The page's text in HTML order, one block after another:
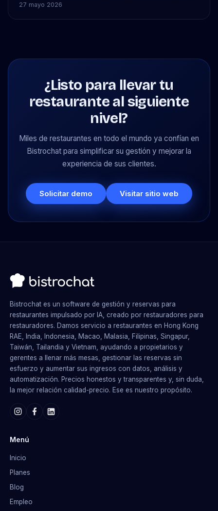
eventos recurrentes.
27 mayo 2026
¿Listo para llevar tu
restaurante al siguiente
nivel?
Miles de restaurantes en todo el mundo ya confían en
Bistrochat para simplificar su gestión y mejorar la
experiencia de sus clientes.
Solicitar demo Visitar sitio web
Bistrochat es un software de gestión y reservas para
restaurantes impulsado por IA, creado por restauradores para
restauradores. Damos servicio a restaurantes en Hong Kong
RAE, India, Indonesia, Macao, Malasia, Filipinas, Singapur,
Taiwán, Tailandia y Vietnam, ayudando a propietarios y
gerentes a llenar más mesas, gestionar las reservas sin
esfuerzo y aumentar sus ingresos con datos, análisis y
automatización. Precios honestos y transparentes y, sin duda,
la mejor relación calidad-precio. Ese es nuestro propósito.
Menú
Inicio
Planes
Blog
Empleo